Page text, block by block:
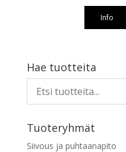
Info
Hae tuotteita
Tuoteryhmät
Siivous ja puhtaanapito